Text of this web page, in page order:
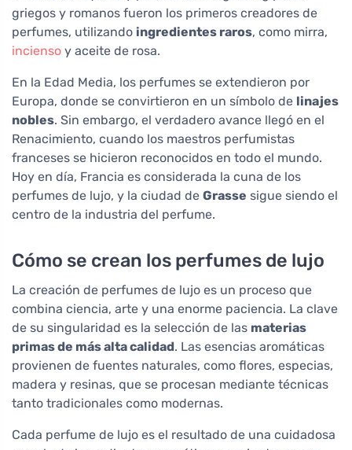
griegos y romanos fueron los primeros creadores de
perfumes, utilizando ingredientes raros, como mirra,
incienso y aceite de rosa.
En la Edad Media, los perfumes se extendieron por
Europa, donde se convirtieron en un símbolo de linajes
nobles. Sin embargo, el verdadero avance llegó en el
Renacimiento, cuando los maestros perfumistas
franceses se hicieron reconocidos en todo el mundo.
Hoy en día, Francia es considerada la cuna de los
perfumes de lujo, y la ciudad de Grasse sigue siendo el
centro de la industria del perfume.
Cómo se crean los perfumes de lujo
La creación de perfumes de lujo es un proceso que
combina ciencia, arte y una enorme paciencia. La clave
de su singularidad es la selección de las materias
primas de más alta calidad. Las esencias aromáticas
provienen de fuentes naturales, como flores, especias,
madera y resinas, que se procesan mediante técnicas
tanto tradicionales como modernas.
Cada perfume de lujo es el resultado de una cuidadosa